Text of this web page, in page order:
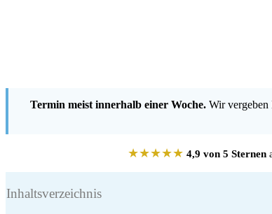
Termin meist innerhalb einer Woche.Wir vergeben
★★★★★ 4,9 von 5 Sternen
Inhaltsverzeichnis